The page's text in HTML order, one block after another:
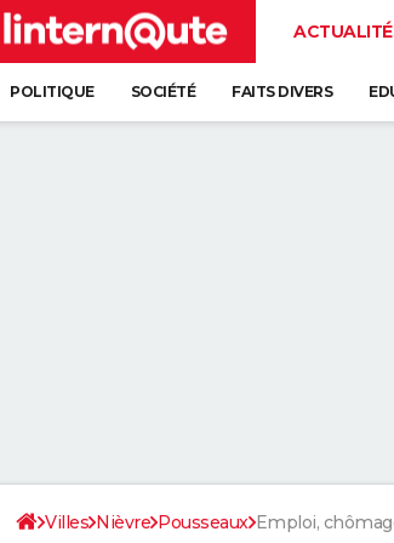
POLITIQUE SOCIÉTÉ FAITS DIVERS
Villes Nièvre Pousseaux Emploi,